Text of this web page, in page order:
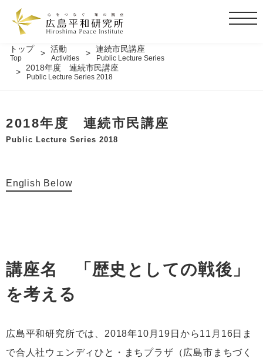
t
トップ
Top
活動
Activities
連続市民講座
Public Lecture Series
2018年度 連続市民講座
Public Lecture Series 2018
2018年度 連続市民講座
Public Lecture Series 2018
English Below
講座名 「歴史としての戦後」
を考える
広島平和研究所では、2018年10月19日から11月16日ま
で合人社ウェンディひと・まちプラザ（広島市まちづく